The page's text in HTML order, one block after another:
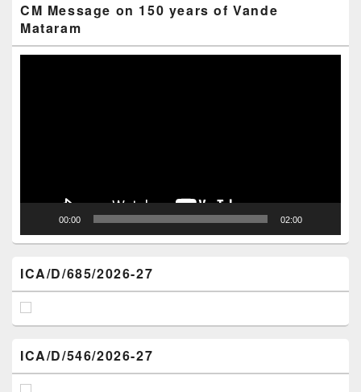
CM Message on 150 years of Vande
Mataram
00:00 02:00
ICA/D/685/2026-27
ICA/D/546/2026-27